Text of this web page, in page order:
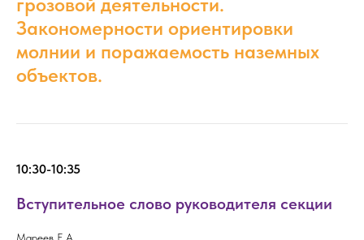
Закономерности ориентировки
молнии и поражаемость наземных
объектов.
10:30-10:35
Вступительное слово руководителя секции